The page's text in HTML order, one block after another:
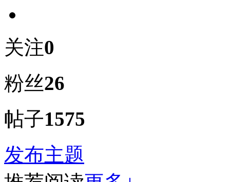
关注0
粉丝26
帖子1575
发布主题